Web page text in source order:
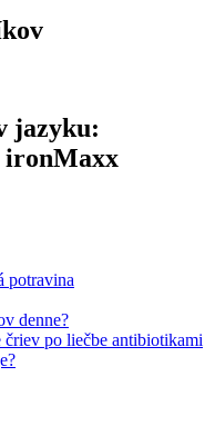
jazyku:
ironMaxx
potravina
denne?
po liečbe antibiotikami